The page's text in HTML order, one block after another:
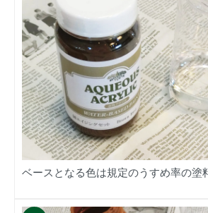
ベースとなる色は規定のうすめ率の塗